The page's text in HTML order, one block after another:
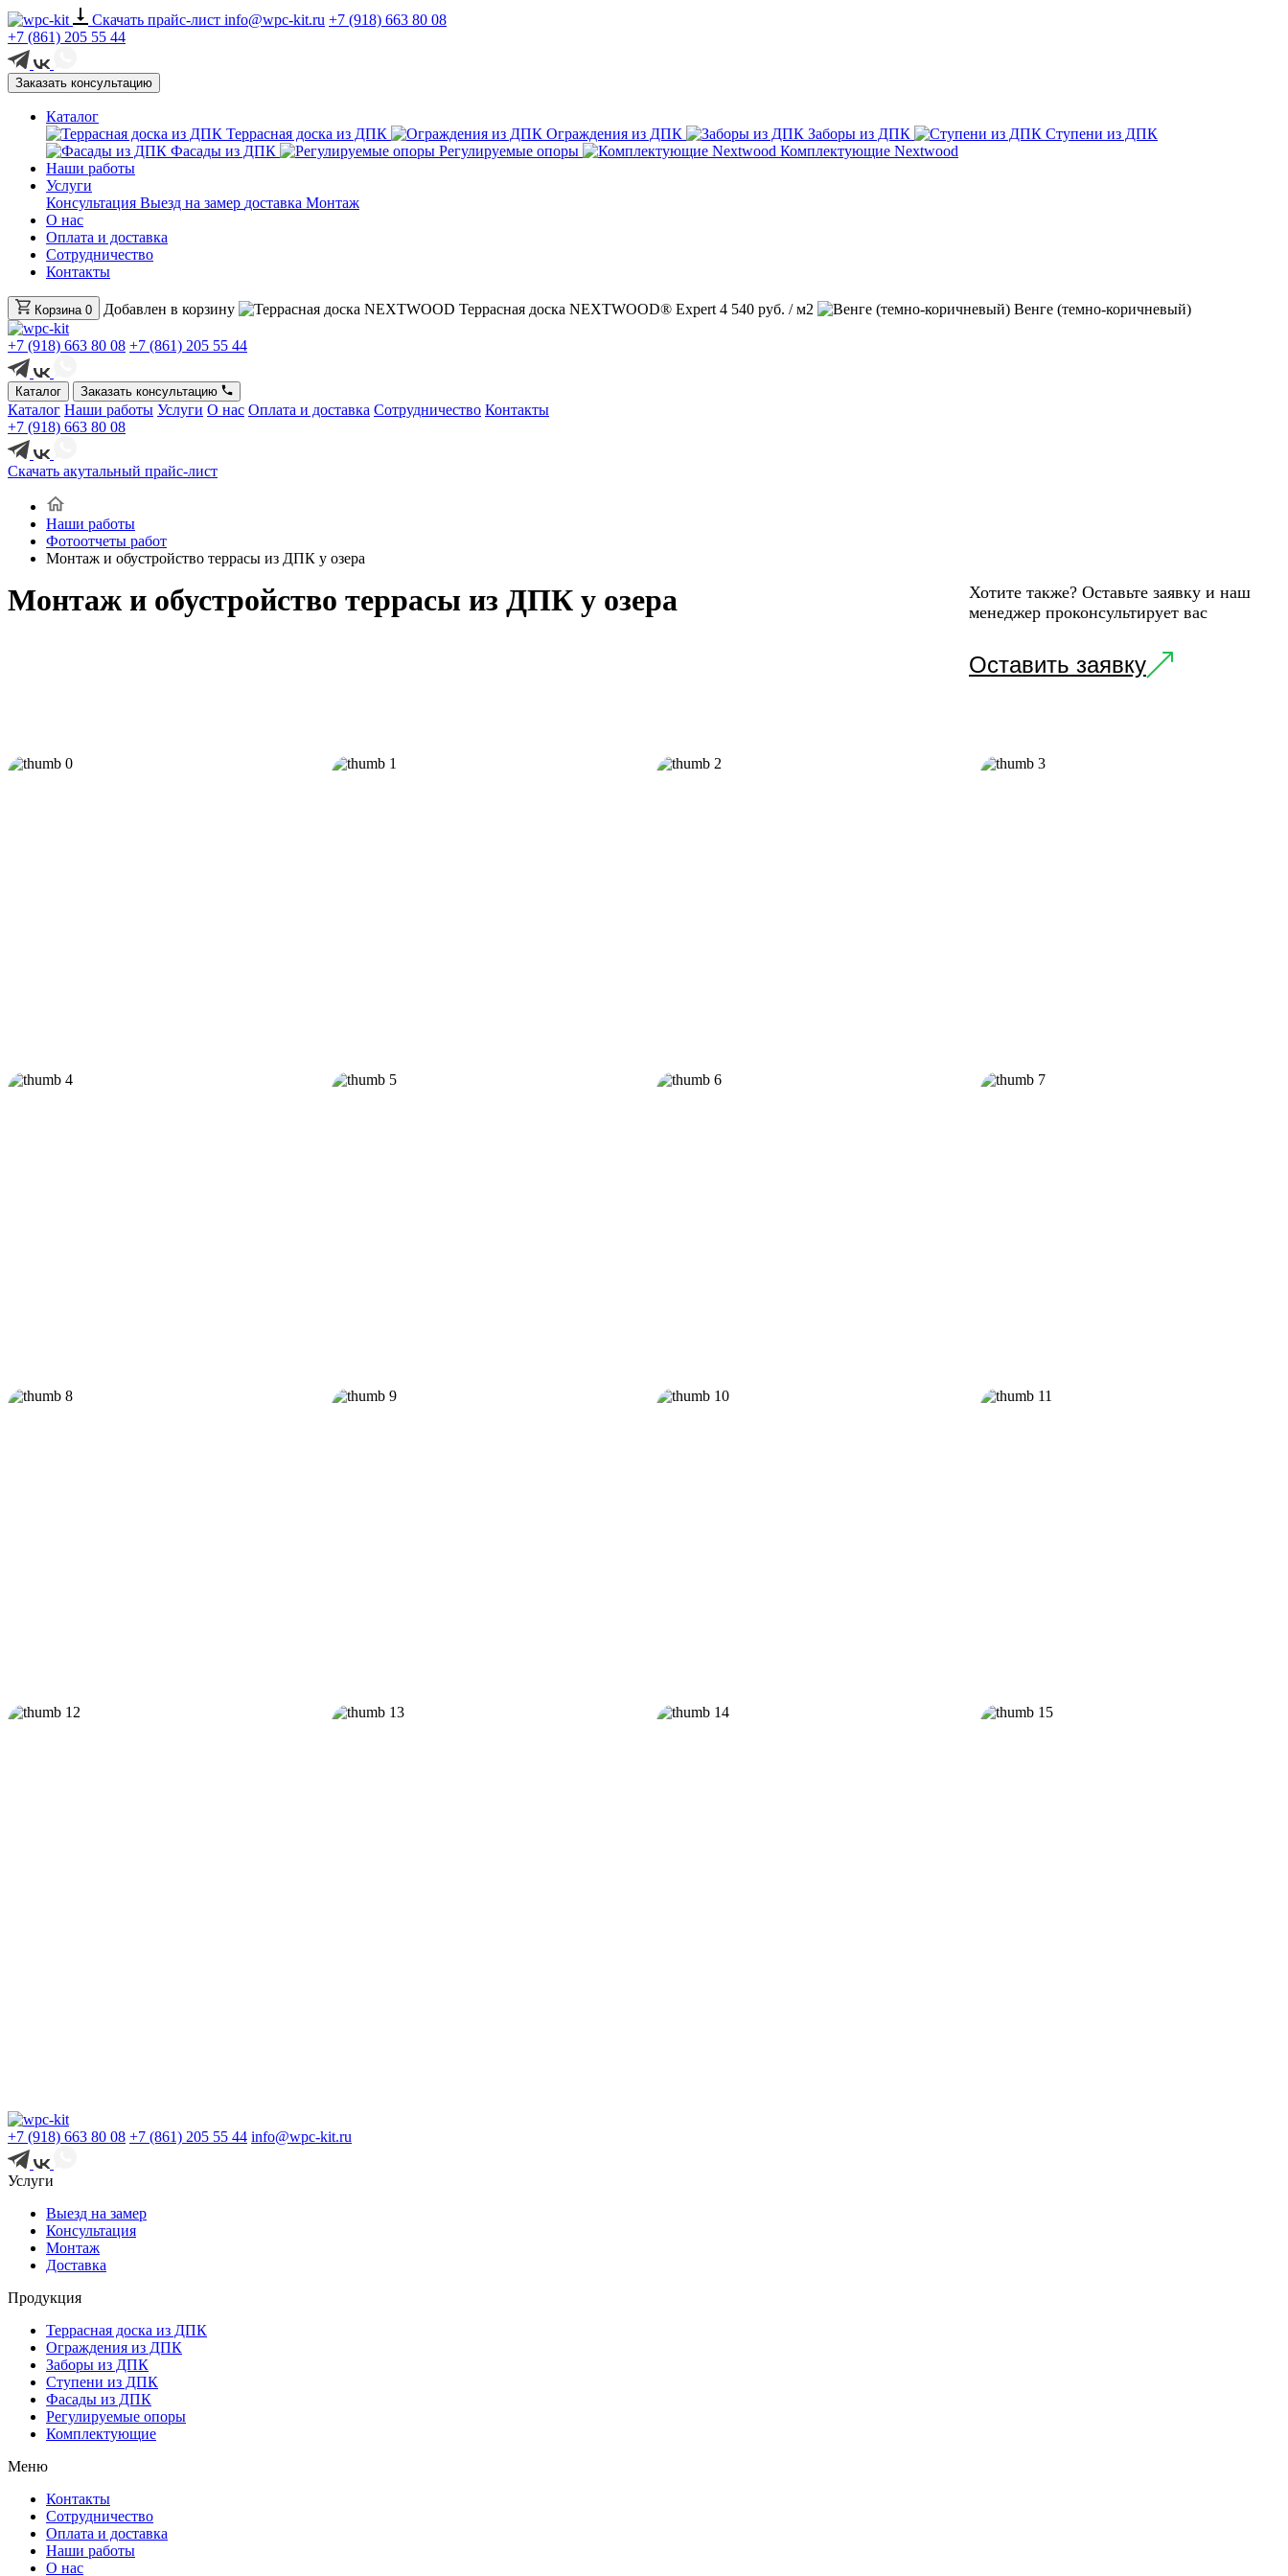
Скачать прайс-лист info@wpc-kit.ru +7 (918) 663 80 08
+7 (861) 205 55 44
Заказать консультацию
Каталог
Террасная доска из ДПК
Ограждения из ДПК Заборы из ДПК
Ступени из ДПК
Фасады из ДПК
Регулируемые опоры
Комплектующие Nextwood
Наши работы
Услуги
Консультация Выезд на замер доставка Монтаж
О нас
Оплата и доставка
Сотрудничество
Контакты
Корзина 0 Добавлен в корзину Террасная доска NEXTWOOD® Expert 4 540 руб. / м2 Венге (темно-коричневый)
+7 (918) 663 80 08 +7 (861) 205 55 44
Каталог Заказать консультацию
Каталог Наши работы Услуги О нас Оплата и доставка Сотрудничество Контакты
+7 (918) 663 80 08
Скачать акутальный прайс-лист
Наши работы
Фотоотчеты работ
Монтаж и обустройство террасы из ДПК у озера
Монтаж и обустройство террасы из ДПК у озера
Хотите также? Оставьте заявку и наш
менеджер проконсультирует вас
Оставить заявку
+7 (918) 663 80 08 +7 (861) 205 55 44 info@wpc-kit.ru
Услуги
Выезд на замер
Консультация
Монтаж
Доставка
Продукция
Террасная доска из ДПК
Ограждения из ДПК
Заборы из ДПК
Ступени из ДПК
Фасады из ДПК
Регулируемые опоры
Комплектующие
Меню
Контакты
Сотрудничество
Оплата и доставка
Наши работы
О нас